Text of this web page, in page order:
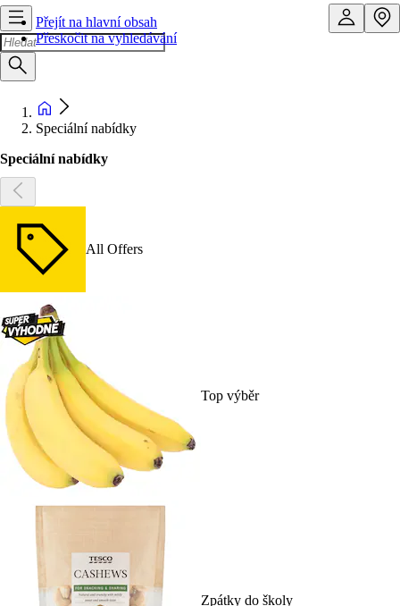
Přejít na hlavní obsah
Přeskočit na vyhledávání
Speciální nabídky
Speciální nabídky
All Offers
Top výběr
Zpátky do školy